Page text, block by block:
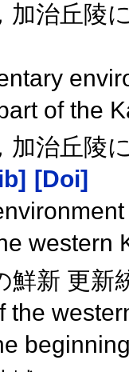
加治丘陵
of the
加治丘陵
[Doi]
western
鮮新 更
the